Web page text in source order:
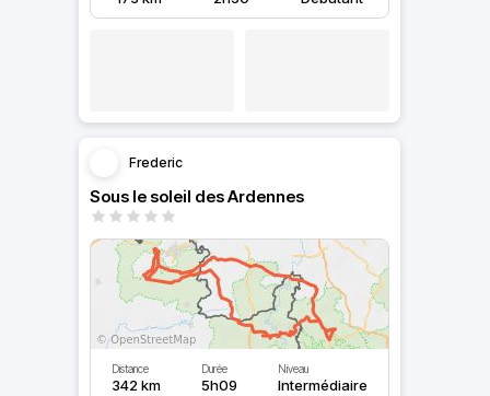
Frederic
Sous le soleil des Ardennes
Distance
342 km
Durée
5h09
Niveau
Intermédiaire